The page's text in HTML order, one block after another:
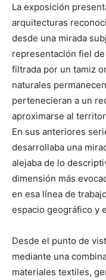
La exposición
arquitecturas
desde una mirada
representación fiel
filtrada por un tamiz
naturales
pertenecieran a un
aproximarse al
En sus anteriores
desarrollaba una
alejaba de lo
dimensión más
en esa línea de
espacio geográfico y
Desde el punto de
mediante una
materiales textiles,